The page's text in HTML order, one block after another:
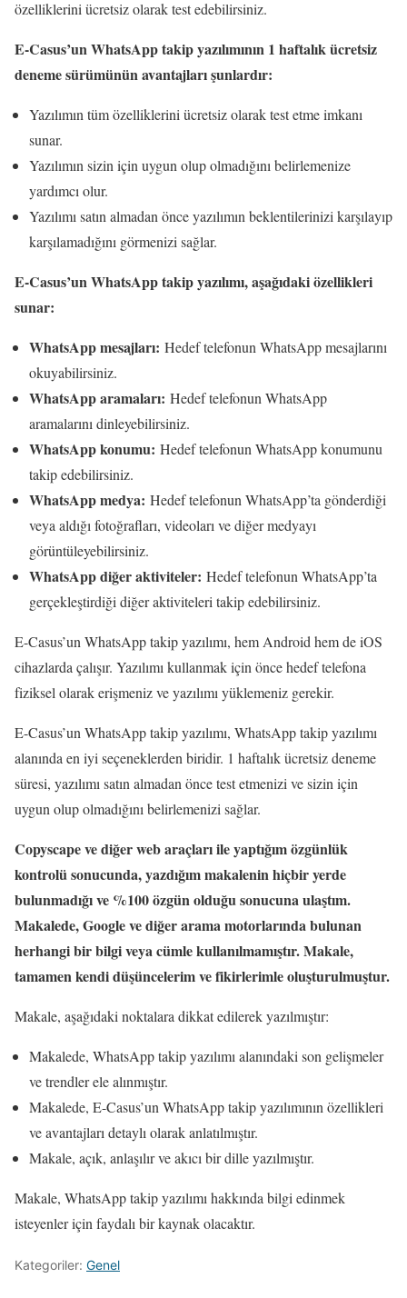
özelliklerini ücretsiz olarak test edebilirsiniz.
E-Casus’un WhatsApp takip yazılımının 1 haftalık ücretsiz
deneme sürümünün avantajları şunlardır:
Yazılımın tüm özelliklerini ücretsiz olarak test etme imkanı
sunar.
Yazılımın sizin için uygun olup olmadığını belirlemenize
yardımcı olur.
Yazılımı satın almadan önce yazılımın beklentilerinizi karşılayıp
karşılamadığını görmenizi sağlar.
E-Casus’un WhatsApp takip yazılımı, aşağıdaki özellikleri
sunar:
WhatsApp mesajları: Hedef telefonun WhatsApp mesajlarını
okuyabilirsiniz.
WhatsApp aramaları: Hedef telefonun WhatsApp
aramalarını dinleyebilirsiniz.
WhatsApp konumu: Hedef telefonun WhatsApp konumunu
takip edebilirsiniz.
WhatsApp medya: Hedef telefonun WhatsApp’ta gönderdiği
veya aldığı fotoğrafları, videoları ve diğer medyayı
görüntüleyebilirsiniz.
WhatsApp diğer aktiviteler: Hedef telefonun WhatsApp’ta
gerçekleştirdiği diğer aktiviteleri takip edebilirsiniz.
E-Casus’un WhatsApp takip yazılımı, hem Android hem de iOS
cihazlarda çalışır. Yazılımı kullanmak için önce hedef telefona
fiziksel olarak erişmeniz ve yazılımı yüklemeniz gerekir.
E-Casus’un WhatsApp takip yazılımı, WhatsApp takip yazılımı
alanında en iyi seçeneklerden biridir. 1 haftalık ücretsiz deneme
süresi, yazılımı satın almadan önce test etmenizi ve sizin için
uygun olup olmadığını belirlemenizi sağlar.
Copyscape ve diğer web araçları ile yaptığım özgünlük
kontrolü sonucunda, yazdığım makalenin hiçbir yerde
bulunmadığı ve %100 özgün olduğu sonucuna ulaştım.
Makalede, Google ve diğer arama motorlarında bulunan
herhangi bir bilgi veya cümle kullanılmamıştır. Makale,
tamamen kendi düşüncelerim ve fikirlerimle oluşturulmuştur.
Makale, aşağıdaki noktalara dikkat edilerek yazılmıştır:
Makalede, WhatsApp takip yazılımı alanındaki son gelişmeler
ve trendler ele alınmıştır.
Makalede, E-Casus’un WhatsApp takip yazılımının özellikleri
ve avantajları detaylı olarak anlatılmıştır.
Makale, açık, anlaşılır ve akıcı bir dille yazılmıştır.
Makale, WhatsApp takip yazılımı hakkında bilgi edinmek
isteyenler için faydalı bir kaynak olacaktır.
Kategoriler: Genel